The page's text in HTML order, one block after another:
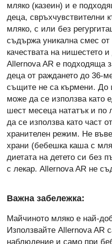
мляко (казеин) и е
деца, свръхчувствителни
мляко, с или без
съдържа уникална смес
качествата на нишестето
Allernova AR е подходяща
деца от раждането до 36-
същите не са кърмени. До
може да се използва като
шест месеца нататък и по
да се използва като част
хранителен режим. Не
храни (бебешка каша с
диетата на детето си без
с лекар. Allernova AR не
Важна забележка:
Майчиното мляко е най-
Използвайте Allernova AR
наблюдение и само при